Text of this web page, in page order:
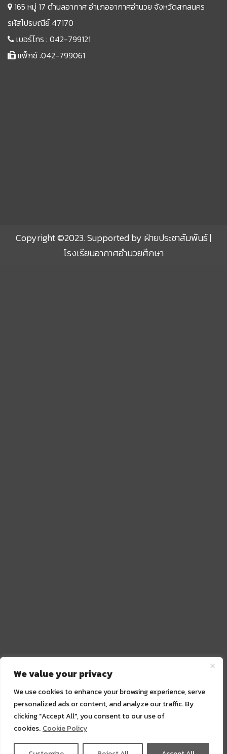
We value your privacy
We use cookies to enhance your browsing experience, serve
personalized ads or content, and analyze our traffic. By
clicking "Accept All", you consent to our use of
cookies. Cookie Policy
165 หมู่ 17 ตำบลอากาศ อำเภออากาศอำนวย จังหวัดสกลนคร
รหัสไปรษณีย์ 47170
เบอร์โทร : 042-799121
แฟ็กซ์ :042-799061
Copyright ©2023. Supported by ฝ่ายประชาสัมพันธ์ |
โรงเรียนอากาศอำนวยศึกษา